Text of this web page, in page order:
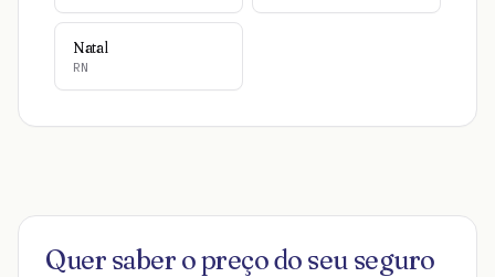
Natal
RN
Quer saber o preço do seu seguro